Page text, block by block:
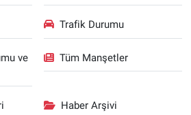
Trafik Durumu
ve
Tüm Manşetler
Haber Arşivi